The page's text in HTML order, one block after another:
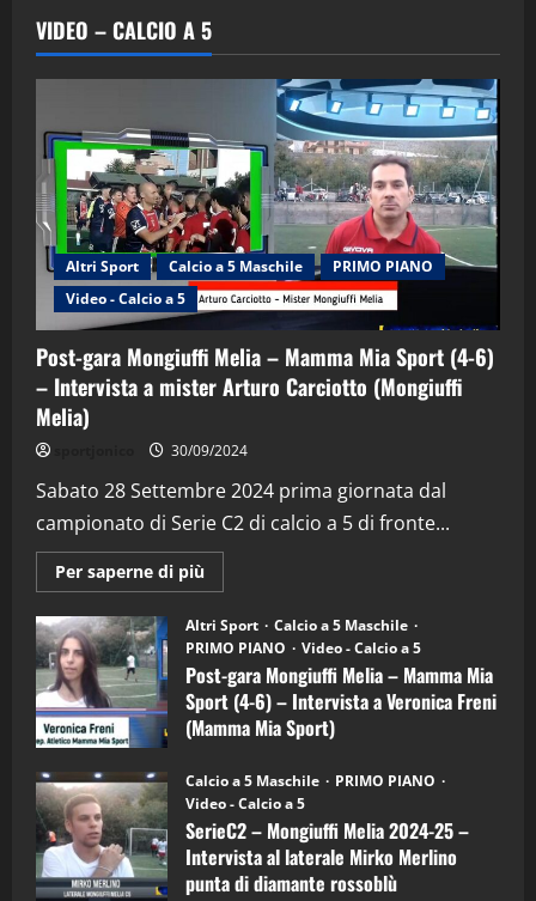
VIDEO – CALCIO A 5
Altri Sport Calcio a 5 Maschile
PRIMO PIANO
Video - Calcio a 5
Post-gara Mongiuffi Melia – Mamma Mia Sport (4-6)
– Intervista a mister Arturo Carciotto (Mongiuffi
Melia)
30/09/2024
Sabato 28 Settembre 2024 prima giornata dal
campionato di Serie C2 di calcio a 5 di fronte...
Per saperne di più
informazioni
Post-
gara
Mongiuffi
Melia
–
Mamma
Mia
Sport
6)
–
Intervista
a
mister
Arturo
Carciotto
(Mongiuffi
Altri Sport
Calcio a 5 Maschile
PRIMO PIANO
Video - Calcio a 5
Post-gara Mongiuffi Melia – Mamma Mia
Sport (4-6) – Intervista a Veronica Freni
(Mamma Mia Sport)
Calcio a 5 Maschile
PRIMO PIANO
Video - Calcio a 5
SerieC2 – Mongiuffi Melia 2024-25 –
Intervista al laterale Mirko Merlino
punta di diamante rossoblù
2
“SportEmpire” in Podcast: 29^ Puntata
(Martedi 28 Aprile 2026)
28/04/2026
3
"SportEmpire" in Podcast
“SportEmpire” in Podcast: 28^ Puntata
(Martedi 21 Aprile 2026)
21/04/2026
4
“SportEmpire” in Podcast: 27^ Puntata
(Martedi 14 Aprile 2026)
15/04/2026